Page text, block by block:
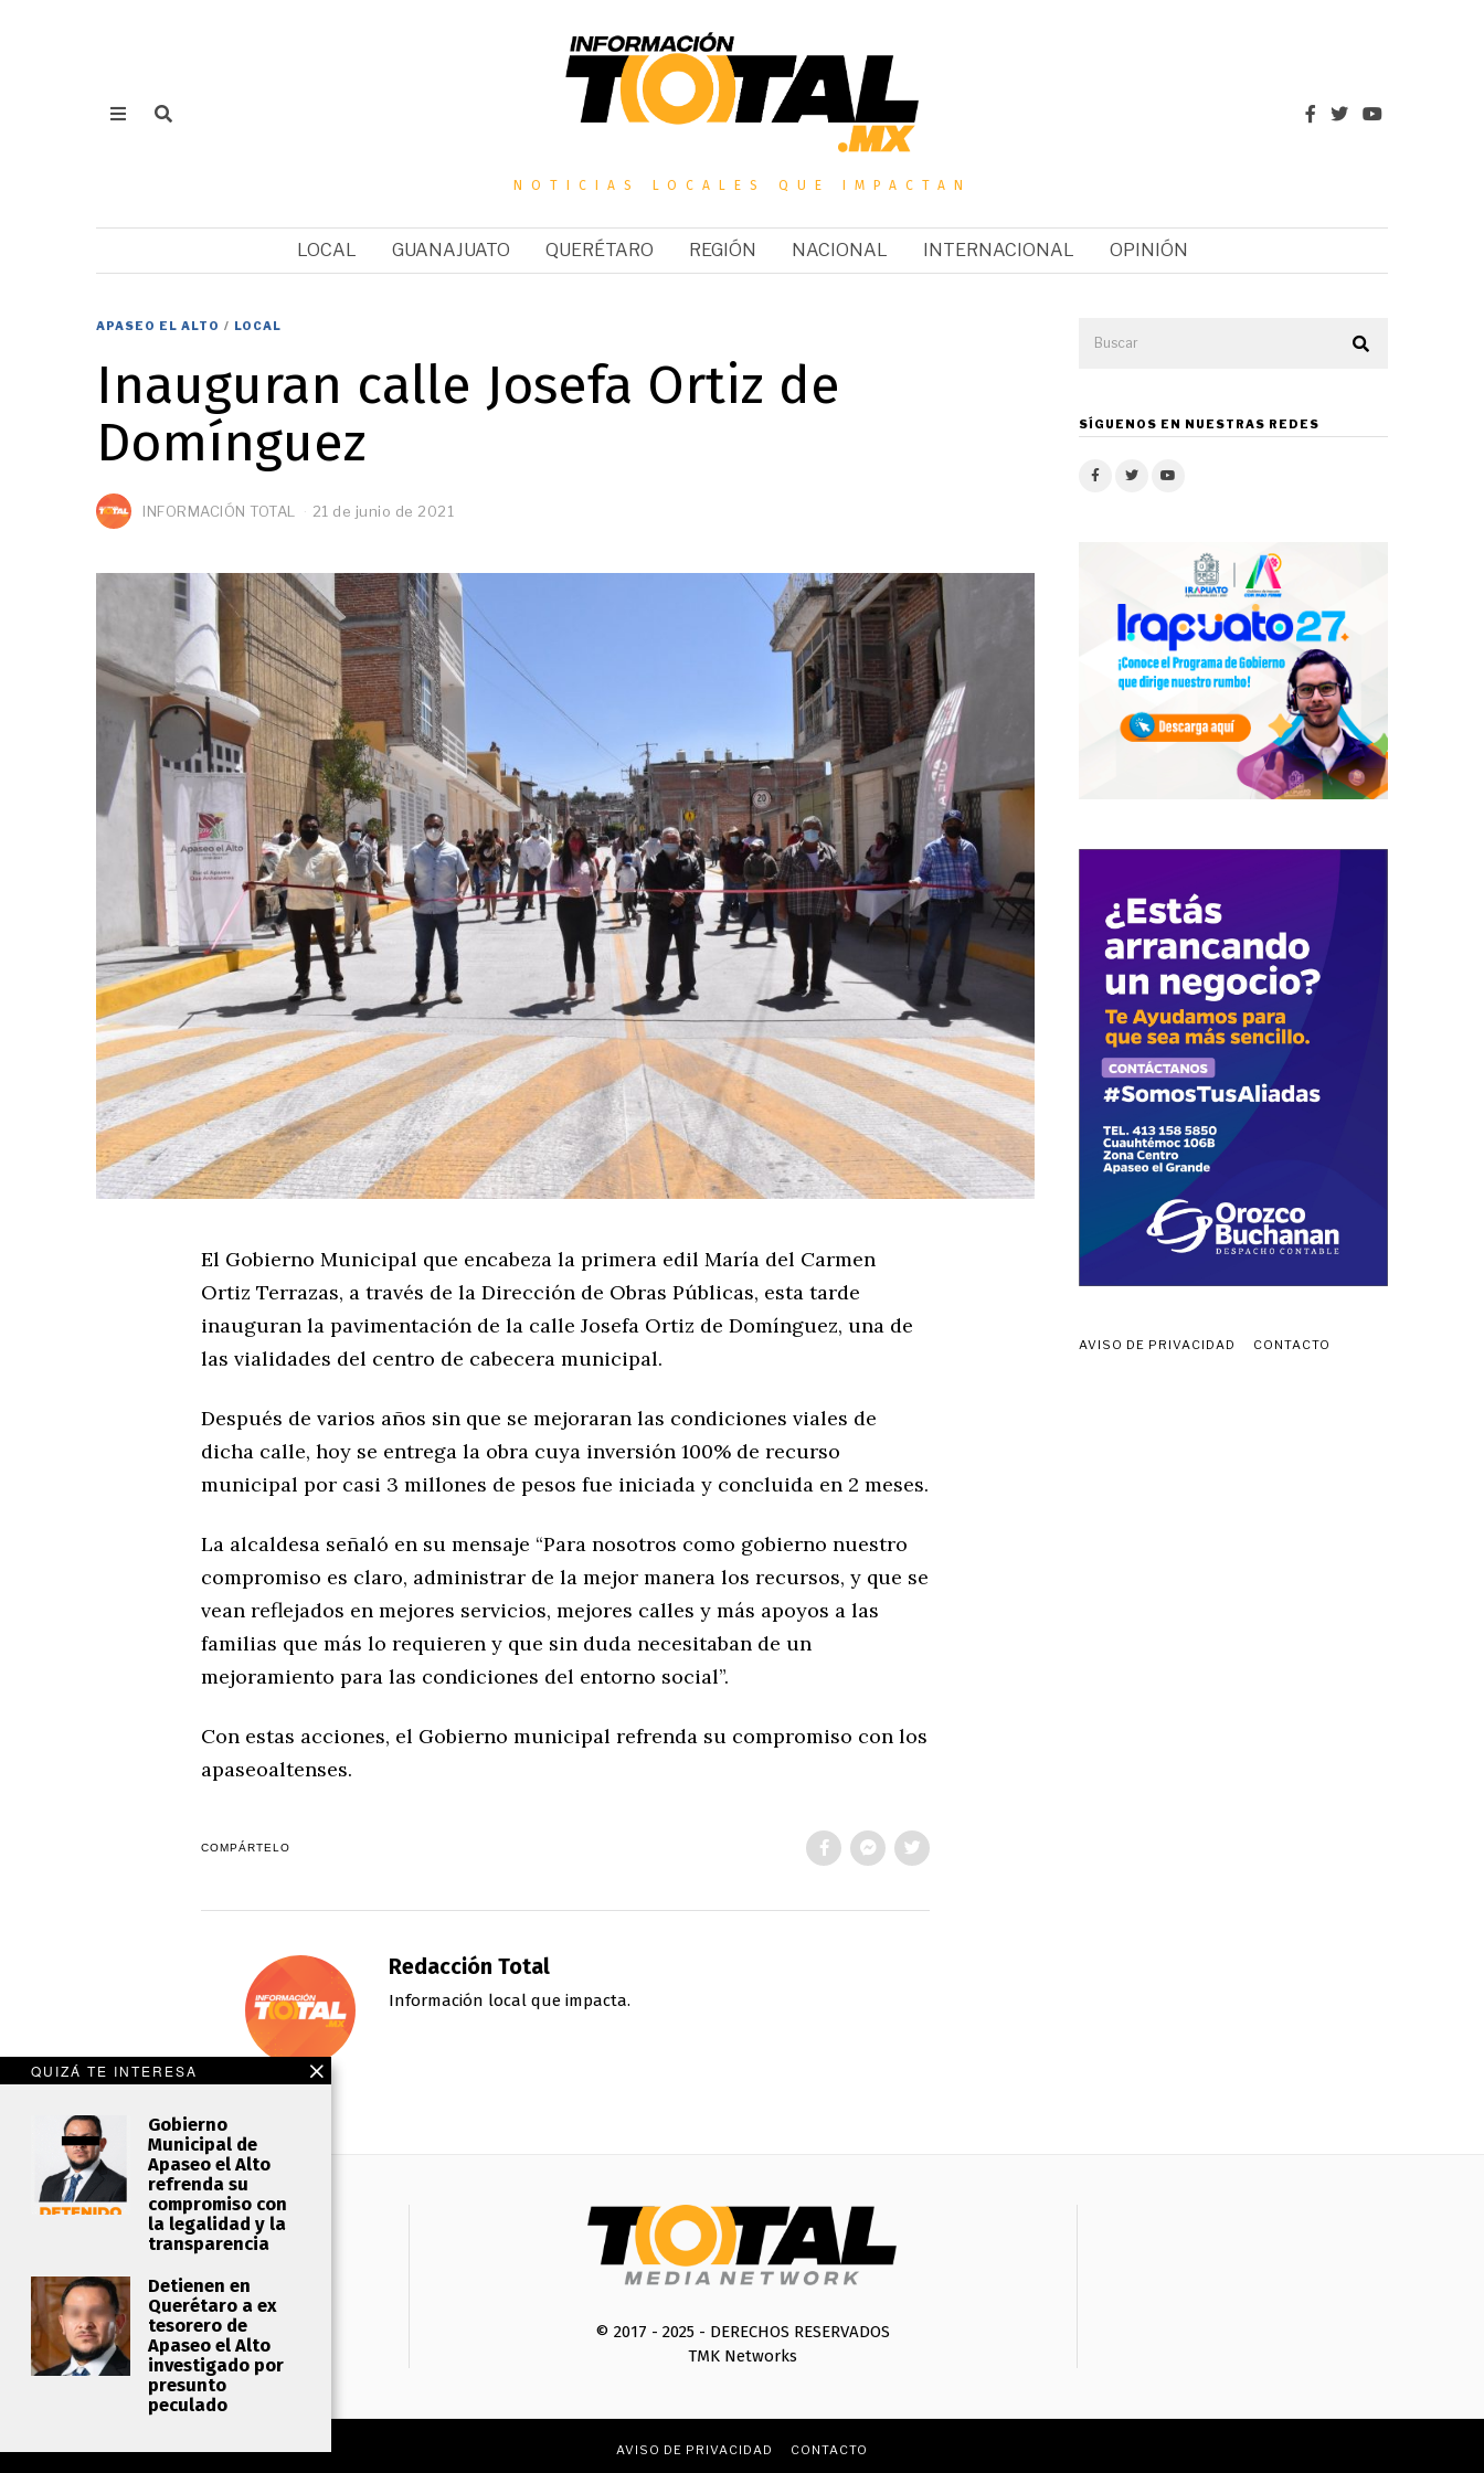
NOTICIAS LOCALES QUE IMPACTAN
LOCAL GUANAJUATO QUERÉTARO REGIÓN NACIONAL INTERNACIONAL OPINIÓN
APASEO EL ALTO / LOCAL
Inauguran calle Josefa Ortiz de
Domínguez
INFORMACIÓN TOTAL 21 de junio de 2021
El Gobierno Municipal que encabeza la primera edil María del Carmen
Ortiz Terrazas, a través de la Dirección de Obras Públicas, esta tarde
inauguran la pavimentación de la calle Josefa Ortiz de Domínguez, una de
las vialidades del centro de cabecera municipal.
Después de varios años sin que se mejoraran las condiciones viales de
dicha calle, hoy se entrega la obra cuya inversión 100% de recurso
municipal por casi 3 millones de pesos fue iniciada y concluida en 2 meses.
La alcaldesa señaló en su mensaje “Para nosotros como gobierno nuestro
compromiso es claro, administrar de la mejor manera los recursos, y que se
vean reflejados en mejores servicios, mejores calles y más apoyos a las
familias que más lo requieren y que sin duda necesitaban de un
mejoramiento para las condiciones del entorno social”.
Con estas acciones, el Gobierno municipal refrenda su compromiso con los
apaseoaltenses.
COMPÁRTELO
Redacción Total
Información local que impacta.
SÍGUENOS EN NUESTRAS REDES
AVISO DE PRIVACIDAD CONTACTO
QUIZÁ TE INTERESA
Gobierno
Municipal de
Apaseo el Alto
refrenda su
compromiso con
la legalidad y la
transparencia
Detienen en
Querétaro a ex
tesorero de
Apaseo el Alto
investigado por
presunto
peculado
© 2017 - 2025 - DERECHOS RESERVADOS
TMK Networks
AVISO DE PRIVACIDAD CONTACTO